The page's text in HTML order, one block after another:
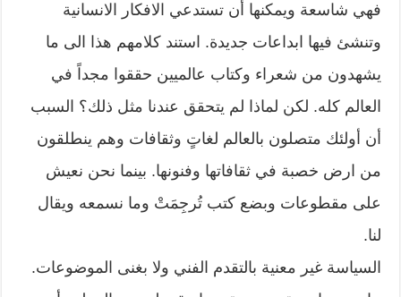
فهي شاسعة ويمكنها أن تستدعي الافكار الانسانية
وتنشئ فيها ابداعات جديدة. استند كلامهم هذا الى ما
يشهدون من شعراء وكتاب عالميين حققوا مجداً في
العالم كله. لكن لماذا لم يتحقق عندنا مثل ذلك؟ السبب
أن أولئك متصلون بالعالم لغاتٍ وثقافات وهم ينطلقون
من ارض خصبة في ثقافاتها وفنونها. بينما نحن نعيش
على مقطوعات وبضع كتب تُرجِمَتْ وما نسمعه ويقال
لنا.
السياسة غير معنية بالتقدم الفني ولا بغنى الموضوعات.